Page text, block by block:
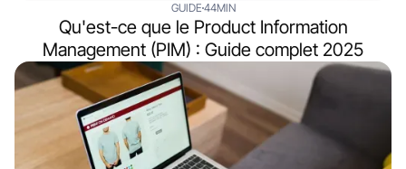
GUIDE44MIN
Qu'est-ce que le Product Information
Management (PIM) : Guide complet 2025